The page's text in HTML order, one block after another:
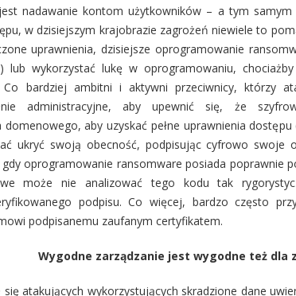
nadawanie kontom użytkowników – a tym
w dzisiejszym krajobrazie zagrożeń niewiele to
uprawnienia, dzisiejsze oprogramowanie
lub wykorzystać lukę w oprogramowaniu,
Co bardziej ambitni i aktywni przeciwnicy, którzy
administracyjne, aby upewnić się, że
aby uzyskać pełne uprawnienia
ukryć swoją obecność, podpisując cyfrowo swoje
oprogramowanie ransomware posiada poprawnie
może nie analizować tego kodu tak
podpisu. Co więcej, bardzo często
podpisanemu zaufanym certyfikatem.
Wygodne zarządzanie jest wygodne też dla
atakujących wykorzystujących skradzione dane